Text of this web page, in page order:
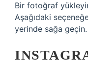
Bir fotoğraf
Aşağıdaki
yerinde sağa geçin.